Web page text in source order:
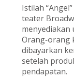
Istilah
teater
Orang-orang
dibayarkan
setelah
pendapatan.